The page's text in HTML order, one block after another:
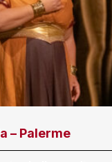
– Palerme